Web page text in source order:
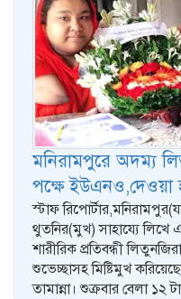
মনিরামপুরে অদম্য
পক্ষে ইউএনও,দেওয়া
স্টাফ
থুতনির(মুখ) সাহায্যে
শারীরিক প্রতিবন্ধী
শুভেচ্ছাসহ মিষ্টিমুখ
তামান্না। শুক্রবার বেলা ১২